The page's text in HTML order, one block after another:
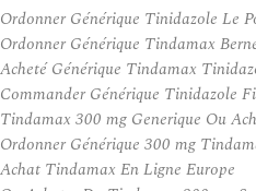
Ordonner Générique Tinidazole Le
Ordonner Générique Tindamax
Acheté Générique Tindamax
Commander Générique Tinidazole
Tindamax 300 mg Generique Ou
Ordonner Générique 300 mg
Achat Tindamax En Ligne Europe